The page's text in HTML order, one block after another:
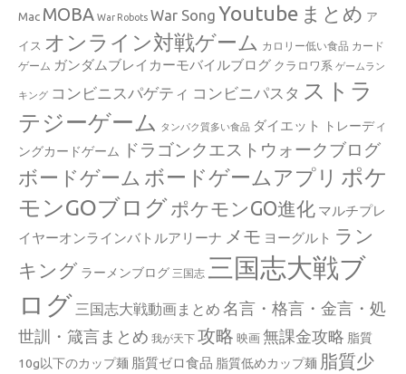
Mac MOBA War Robots War Song Youtube まとめ ア
イス オンライン対戦ゲーム カロリー低い食品 カード
ゲーム ガンダムブレイカーモバイルブログ クラロワ系 ゲームラン
キング コンビニスパゲティ コンビニパスタ ストラ
テジーゲーム
タンパク質多い食品 ダイエット
トレーディ
ングカードゲーム
ドラゴンクエストウォークブログ
ボードゲーム ボードゲームアプリ ポケ
モンGOブログ ポケモンGO進化 マルチプレ
イヤーオンラインバトルアリーナ メモ ヨーグルト ラン
キング ラーメンブログ 三国志 三国志大戦ブ
ログ 三国志大戦動画まとめ 名言・格言・金言・処
世訓・箴言まとめ 我が天下 攻略 映画 無課金攻略 脂質
10g以下のカップ麺 脂質ゼロ食品 脂質低めカップ麺 脂質少